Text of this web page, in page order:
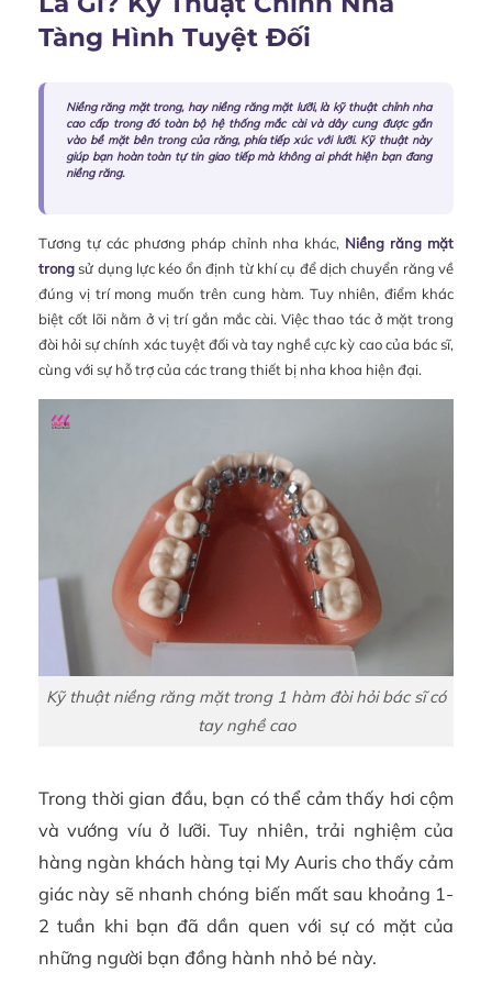
Tàng Hình Tuyệt Đối
Niềng răng mặt trong, hay niềng răng mặt lưỡi, là kỹ thuật chỉnh nha
cao cấp trong đó toàn bộ hệ thống mắc cài và dây cung được gắn
vào bề mặt bên trong của răng, phía tiếp xúc với lưỡi. Kỹ thuật này
giúp bạn hoàn toàn tự tin giao tiếp mà không ai phát hiện bạn đang
niềng răng.
Tương tự các phương pháp chỉnh nha khác, Niềng răng mặt
trongsử dụng lực kéo ổn định từ khí cụ để dịch chuyển răng về
đúng vị trí mong muốn trên cung hàm. Tuy nhiên, điểm khác
biệt cốt lõi nằm ở vị trí gắn mắc cài. Việc thao tác ở mặt trong
đòi hỏi sự chính xác tuyệt đối và tay nghề cực kỳ cao của bác sĩ,
cùng với sự hỗ trợ của các trang thiết bị nha khoa hiện đại.
Kỹ thuật niềng răng mặt trong 1 hàm đòi hỏi bác sĩ có
tay nghề cao
Trong thời gian đầu, bạn có thể cảm thấy hơi cộm
và vướng víu ở lưỡi. Tuy nhiên, trải nghiệm của
hàng ngàn khách hàng tại My Auris cho thấy cảm
giác này sẽ nhanh chóng biến mất sau khoảng 1-
2 tuần khi bạn đã dần quen với sự có mặt của
những người bạn đồng hành nhỏ bé này.